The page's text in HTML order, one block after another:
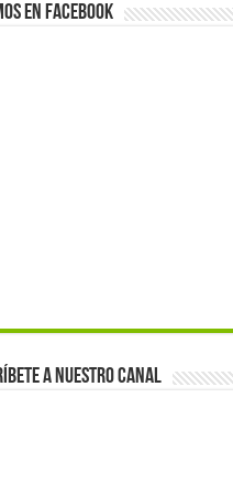
en Facebook
a nuestro canal